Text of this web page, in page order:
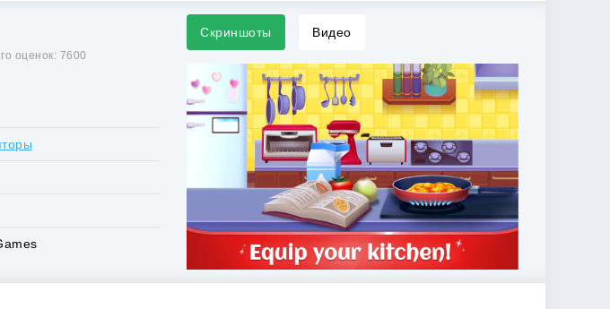
оценок: 7600
Скриншоты Видео